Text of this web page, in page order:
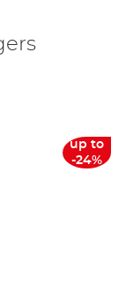
up to
-24%